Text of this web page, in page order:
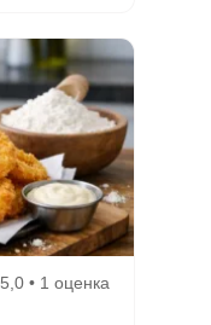
5,0 • 1 оценка